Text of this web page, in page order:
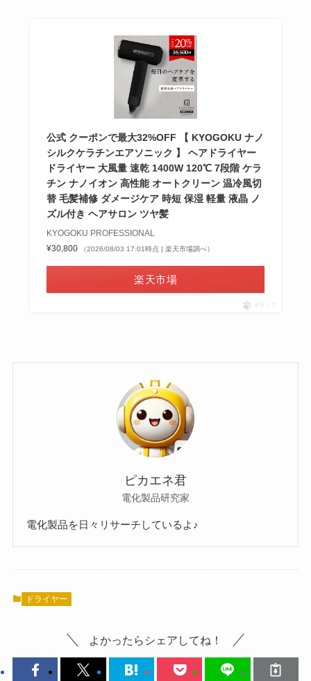
公式 クーポンで最大32%OFF 【 KYOGOKU ナノ
シルクケラチンエアソニック 】 ヘアドライヤー
ドライヤー 大風量 速乾 1400W 120℃ 7段階 ケラ
チン ナノイオン 高性能 オートクリーン 温冷風切
替 毛髪補修 ダメージケア 時短 保湿 軽量 液晶 ノ
ズル付き ヘアサロン ツヤ髪
KYOGOKU PROFESSIONAL
¥30,800
（2026/08/03 17:01時点 | 楽天市場調べ）
楽天市場
ポチップ
ピカエネ君
電化製品研究家
電化製品を日々リサーチしているよ♪
ドライヤー
よかったらシェアしてね！